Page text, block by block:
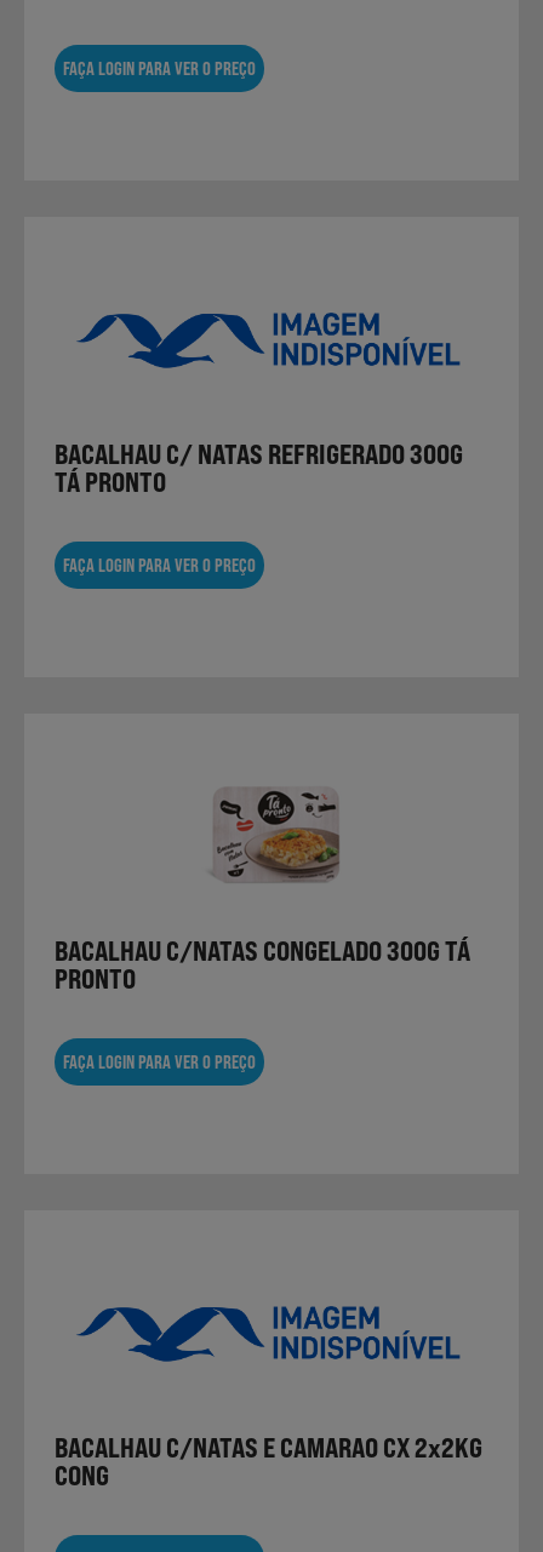
FAÇA LOGIN PARA VER O PREÇO
BACALHAU C/ NATAS REFRIGERADO 300G
TÁ PRONTO
FAÇA LOGIN PARA VER O PREÇO
BACALHAU C/NATAS CONGELADO 300G TÁ
PRONTO
FAÇA LOGIN PARA VER O PREÇO
BACALHAU C/NATAS E CAMARAO CX 2x2KG
CONG